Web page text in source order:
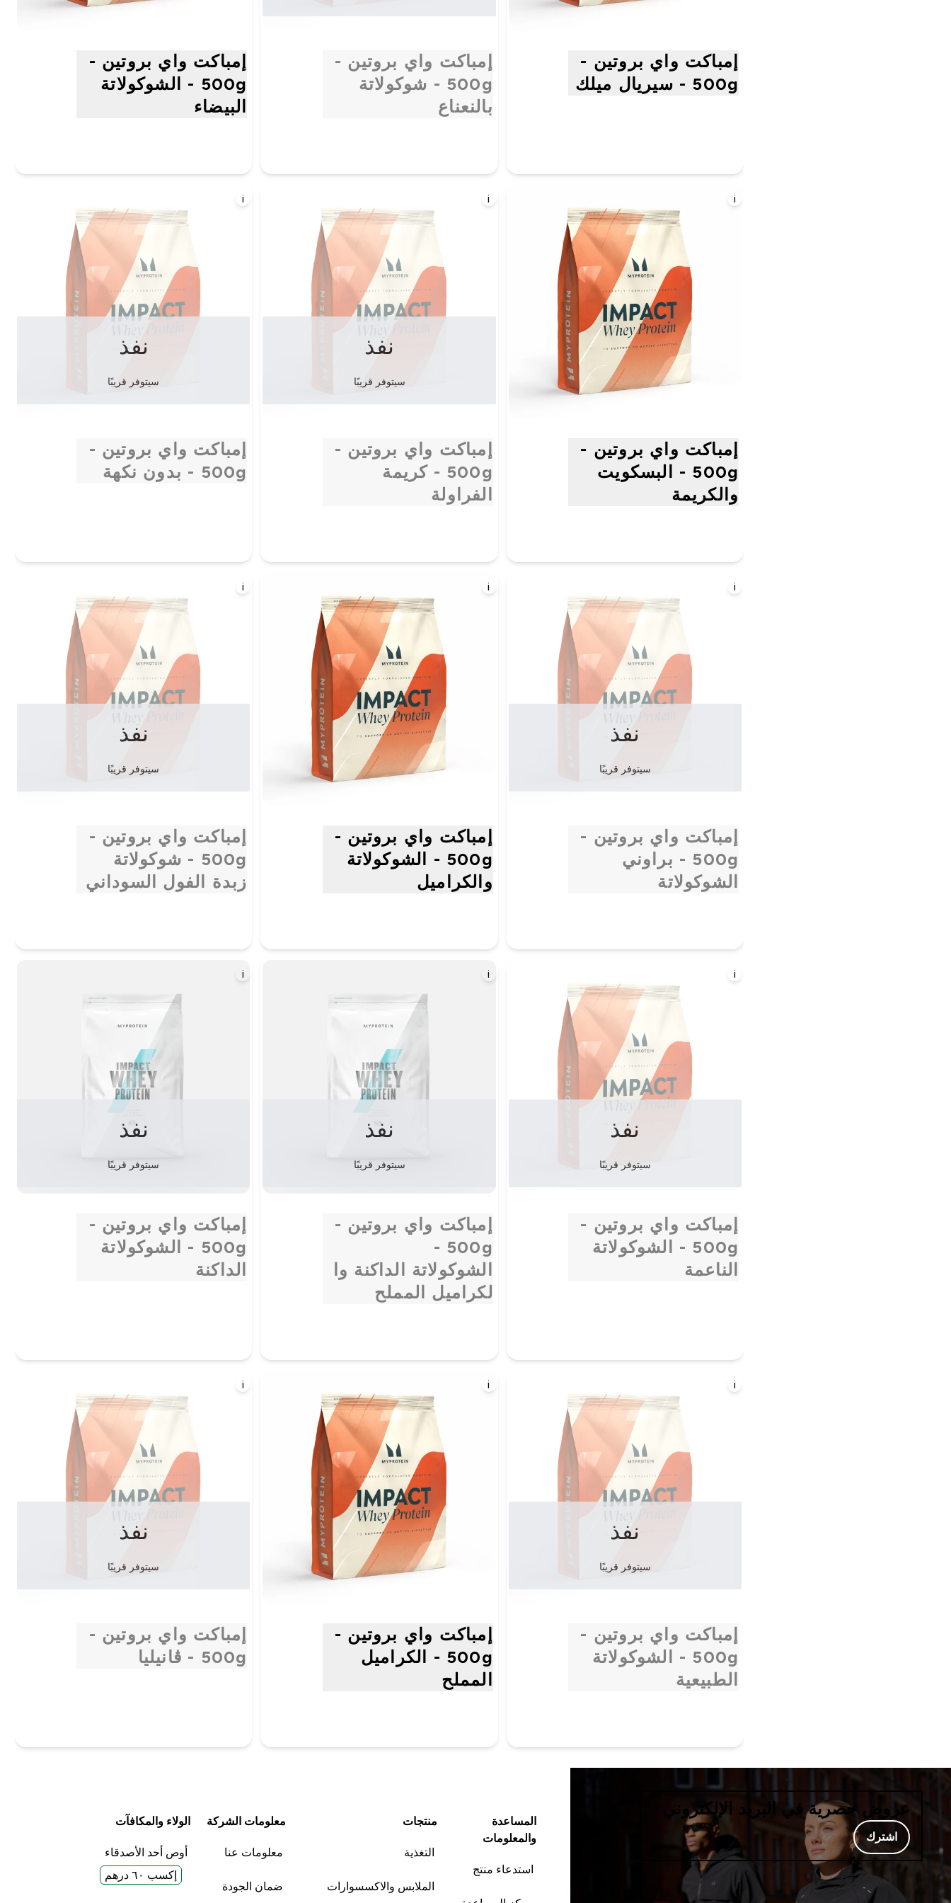
إمباكت واي بروتين -
500g - سيريال ميلك
إمباكت واي بروتين -
500g - شوكولاتة
بالنعناع
إمباكت واي بروتين -
500g - الشوكولاتة
البيضاء
i
إمباكت واي بروتين -
500g - البسكويت
والكريمة
i
إمباكت واي بروتين -
500g - كريمة
الفراولة
نفذ
سيتوفر قريبًا
i
إمباكت واي بروتين -
500g - بدون نكهة
نفذ
سيتوفر قريبًا
i
إمباكت واي بروتين -
500g - براوني
الشوكولاتة
نفذ
سيتوفر قريبًا
i
إمباكت واي بروتين -
500g - الشوكولاتة
والكراميل
i
إمباكت واي بروتين -
500g - شوكولاتة
زبدة الفول السوداني
نفذ
سيتوفر قريبًا
i
إمباكت واي بروتين -
500g - الشوكولاتة
الناعمة
نفذ
سيتوفر قريبًا
i
إمباكت واي بروتين -
500g -
الشوكولاتة الداكنة وا
لكراميل المملح
نفذ
سيتوفر قريبًا
i
إمباكت واي بروتين -
500g - الشوكولاتة
الداكنة
نفذ
سيتوفر قريبًا
i
إمباكت واي بروتين -
500g - الشوكولاتة
الطبيعية
نفذ
سيتوفر قريبًا
i
إمباكت واي بروتين -
500g - الكراميل
المملح
i
إمباكت واي بروتين -
500g - ڤانيليا
نفذ
سيتوفر قريبًا
عروض حصرية في البريد الإلكتروني
اشترك
المساعدة
والمعلومات
استدعاء منتج
منتجات
التغذية
الملابس والاكسسوارات
معلومات الشركة
معلومات عنا
ضمان الجودة
الولاء والمكافآت
أوص أحد الأصدقاء
إكسب ٦٠ درهم